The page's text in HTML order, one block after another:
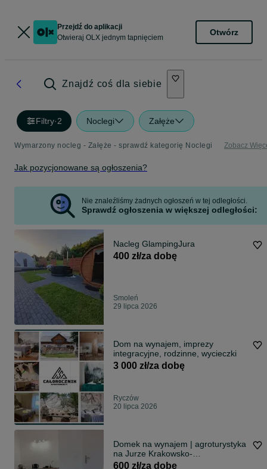
Przejdź do aplikacji
Otwieraj OLX jednym tapnięciem
Otwórz
Znajdź coś dla siebie
Filtry·2 Noclegi Załęże
Wymarzony nocleg - Załęże - sprawdź kategorię Noclegi Zobacz
Jak pozycjonowane są ogłoszenia?
Nie znaleźliśmy żadnych ogłoszeń w tej odległości.
Sprawdź ogłoszenia w większej odległości:
Nacleg GlampingJura
400 zł/za dobę
Smoleń
29 lipca 2026
Dom na wynajem, imprezy
integracyjne, rodzinne, wycieczki
3 000 zł/za dobę
Ryczów
20 lipca 2026
Domek na wynajem | agroturystyka
na Jurze Krakowsko-
Częstochowskiej – Ryczówek |
600 zł/za dobę